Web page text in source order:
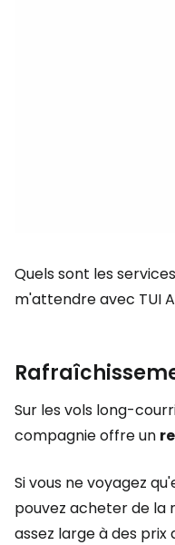
Quels sont les
m'attendre avec TUI
Sur les vols long-
compagnie offre un
Si vous ne voyagez
pouvez acheter de la
assez large à des prix